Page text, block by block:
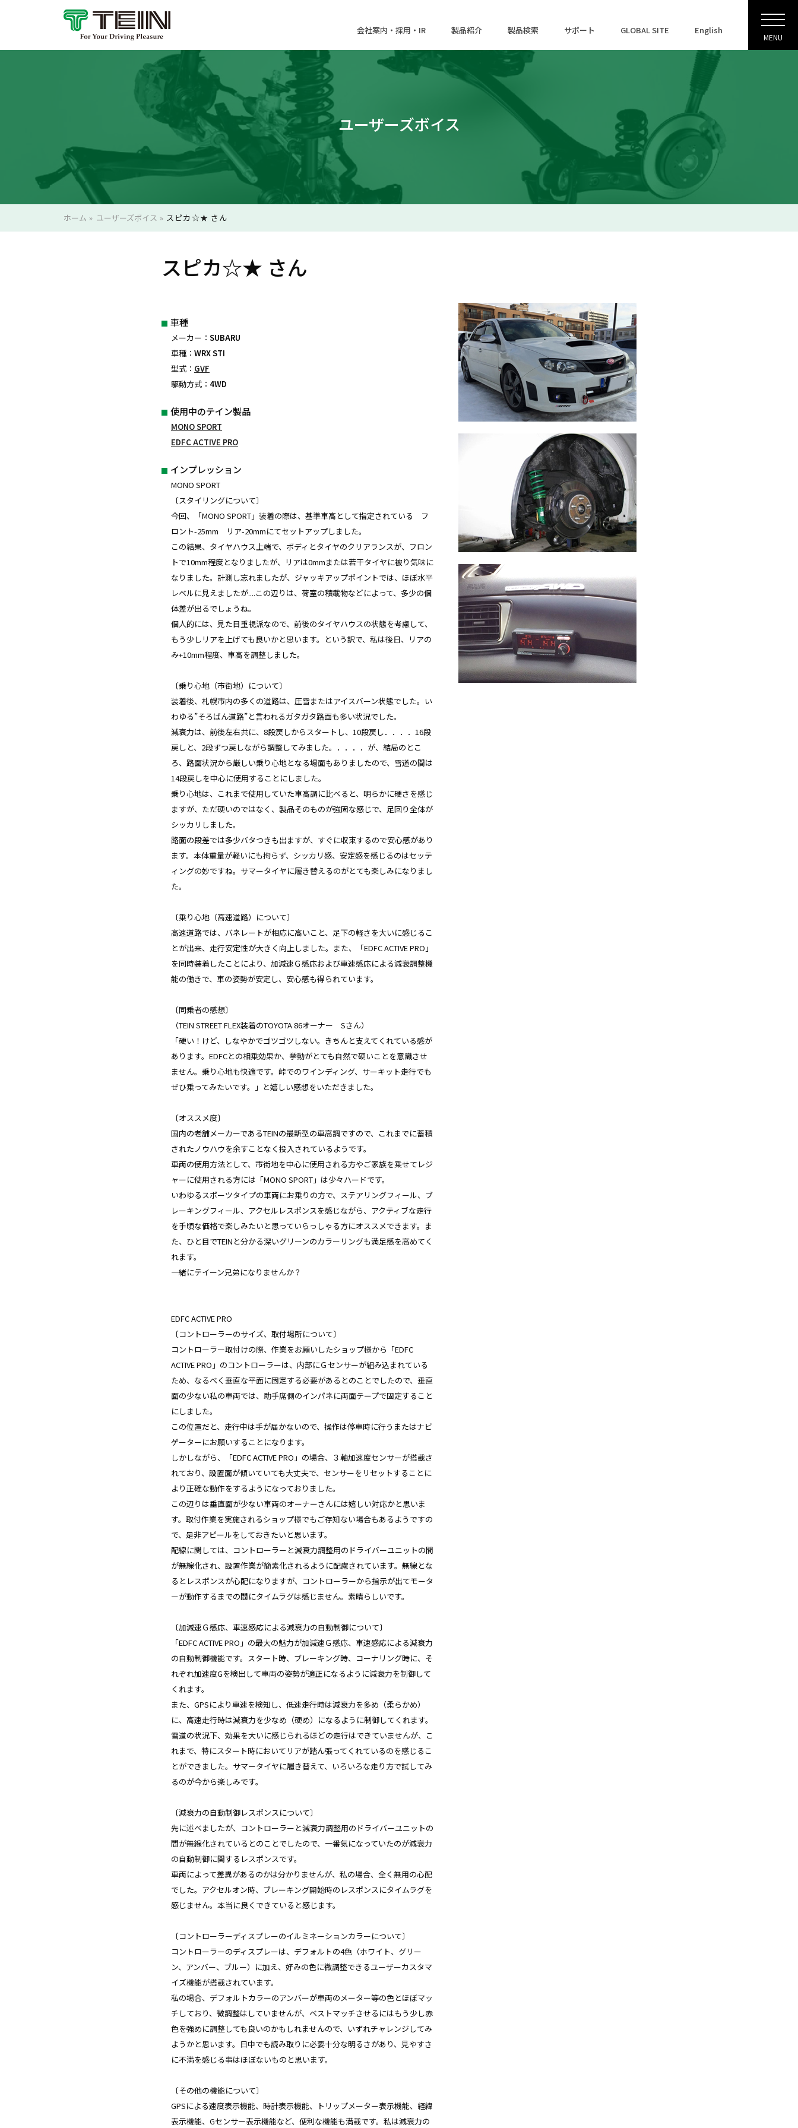
会社案内・採用・IR 製品紹介 製品検索 サポート GLOBAL SITE English
MENU
ユーザーズボイス
ホーム » ユーザーズボイス » スピカ☆★ さん
スピカ☆★ さん
車種
メーカー： SUBARU
車種： WRX STI
型式： GVF
駆動方式： 4WD
使用中のテイン製品
MONO SPORT
EDFC ACTIVE PRO
インプレッション
MONO SPORT
〔スタイリングについて〕
今回、「MONO SPORT」装着の際は、基準車高として指定されている フ
ロント-25mm リア-20mmにてセットアップしました。
この結果、タイヤハウス上端で、ボディとタイヤのクリアランスが、フロン
トで10mm程度となりましたが、リアは0mmまたは若干タイヤに被り気味に
なりました。計測し忘れましたが、ジャッキアップポイントでは、ほぼ水平
レベルに見えましたが....この辺りは、荷室の積載物などによって、多少の個
体差が出るでしょうね。
個人的には、見た目重視派なので、前後のタイヤハウスの状態を考慮して、
もう少しリアを上げても良いかと思います。という訳で、私は後日、リアの
み+10mm程度、車高を調整しました。
〔乗り心地（市街地）について〕
装着後、札幌市内の多くの道路は、圧雪またはアイスバーン状態でした。い
わゆる”そろばん道路”と言われるガタガタ路面も多い状況でした。
減衰力は、前後左右共に、8段戻しからスタートし、10段戻し．．．．16段
戻しと、2段ずつ戻しながら調整してみました。．．．．が、結局のとこ
ろ、路面状況から厳しい乗り心地となる場面もありましたので、雪道の間は
14段戻しを中心に使用することにしました。
乗り心地は、これまで使用していた車高調に比べると、明らかに硬さを感じ
ますが、ただ硬いのではなく、製品そのものが強固な感じで、足回り全体が
シッカリしました。
路面の段差では多少バタつきも出ますが、すぐに収束するので安心感があり
ます。本体重量が軽いにも拘らず、シッカリ感、安定感を感じるのはセッテ
ィングの妙ですね。サマータイヤに履き替えるのがとても楽しみになりまし
た。
〔乗り心地（高速道路）について〕
高速道路では、バネレートが相応に高いこと、足下の軽さを大いに感じるこ
とが出来、走行安定性が大きく向上しました。また、「EDFC ACTIVE PRO」
を同時装着したことにより、加減速Ｇ感応および車速感応による減衰調整機
能の働きで、車の姿勢が安定し、安心感も得られています。
〔同乗者の感想〕
（TEIN STREET FLEX装着のTOYOTA 86オーナー Sさん）
「硬い！けど、しなやかでゴツゴツしない。きちんと支えてくれている感が
あります。EDFCとの相乗効果か、挙動がとても自然で硬いことを意識させ
ません。乗り心地も快適です。峠でのワインディング、サーキット走行でも
ぜひ乗ってみたいです。」と嬉しい感想をいただきました。
〔オススメ度〕
国内の老舗メーカーであるTEINの最新型の車高調ですので、これまでに蓄積
されたノウハウを余すことなく投入されているようです。
車両の使用方法として、市街地を中心に使用される方やご家族を乗せてレジ
ャーに使用される方には「MONO SPORT」は少々ハードです。
いわゆるスポーツタイプの車両にお乗りの方で、ステアリングフィール、ブ
レーキングフィール、アクセルレスポンスを感じながら、アクティブな走行
を手頃な価格で楽しみたいと思っていらっしゃる方にオススメできます。ま
た、ひと目でTEINと分かる深いグリーンのカラーリングも満足感を高めてく
れます。
一緒にテイーン兄弟になりませんか？
EDFC ACTIVE PRO
〔コントローラーのサイズ、取付場所について〕
コントローラー取付けの際、作業をお願いしたショップ様から「EDFC
ACTIVE PRO」のコントローラーは、内部にＧセンサーが組み込まれている
ため、なるべく垂直な平面に固定する必要があるとのことでしたので、垂直
面の少ない私の車両では、助手席側のインパネに両面テープで固定すること
にしました。
この位置だと、走行中は手が届かないので、操作は停車時に行うまたはナビ
ゲーターにお願いすることになります。
しかしながら、「EDFC ACTIVE PRO」の場合、３軸加速度センサーが搭載さ
れており、設置面が傾いていても大丈夫で、センサーをリセットすることに
より正確な動作をするようになっておりました。
この辺りは垂直面が少ない車両のオーナーさんには嬉しい対応かと思いま
す。取付作業を実施されるショップ様でもご存知ない場合もあるようですの
で、是非アピールをしておきたいと思います。
配線に関しては、コントローラーと減衰力調整用のドライバーユニットの間
が無線化され、設置作業が簡素化されるように配慮されています。無線とな
るとレスポンスが心配になりますが、コントローラーから指示が出てモータ
ーが動作するまでの間にタイムラグは感じません。素晴らしいです。
〔加減速Ｇ感応、車速感応による減衰力の自動制御について〕
「EDFC ACTIVE PRO」の最大の魅力が加減速Ｇ感応、車速感応による減衰力
の自動制御機能です。スタート時、ブレーキング時、コーナリング時に、そ
れぞれ加速度Gを検出して車両の姿勢が適正になるように減衰力を制御して
くれます。
また、GPSにより車速を検知し、低速走行時は減衰力を多め（柔らかめ）
に、高速走行時は減衰力を少なめ（硬め）になるように制御してくれます。
雪道の状況下、効果を大いに感じられるほどの走行はできていませんが、こ
れまで、特にスタート時においてリアが踏ん張ってくれているのを感じるこ
とができました。サマータイヤに履き替えて、いろいろな走り方で試してみ
るのが今から楽しみです。
〔減衰力の自動制御レスポンスについて〕
先に述べましたが、コントローラーと減衰力調整用のドライバーユニットの
間が無線化されているとのことでしたので、一番気になっていたのが減衰力
の自動制御に関するレスポンスです。
車両によって差異があるのかは分かりませんが、私の場合、全く無用の心配
でした。アクセルオン時、ブレーキング開始時のレスポンスにタイムラグを
感じません。本当に良くできていると感じます。
〔コントローラーディスプレーのイルミネーションカラーについて〕
コントローラーのディスプレーは、デフォルトの4色（ホワイト、グリー
ン、アンバー、ブルー）に加え、好みの色に微調整できるユーザーカスタマ
イズ機能が搭載されています。
私の場合、デフォルトカラーのアンバーが車両のメーター等の色とほぼマッ
チしており、微調整はしていませんが、ベストマッチさせるにはもう少し赤
色を強めに調整しても良いのかもしれませんので、いずれチャレンジしてみ
ようかと思います。日中でも読み取りに必要十分な明るさがあり、見やすさ
に不満を感じる事はほぼないものと思います。
〔その他の機能について〕
GPSによる速度表示機能、時計表示機能、トリップメーター表示機能、経緯
表示機能、Gセンサー表示機能など、便利な機能も満載です。私は減衰力の